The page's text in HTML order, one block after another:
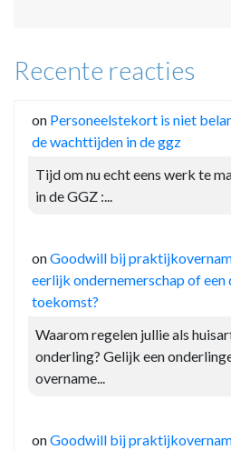
Recente reacties
on Personeelstekort is niet
de wachttijden in de ggz
Tijd om nu echt eens werk te
in de GGZ :...
onGoodwill bij
eerlijk ondernemerschap of een
toekomst?
Waarom regelen jullie als
onderling? Gelijk een
overname...
onGoodwill bij